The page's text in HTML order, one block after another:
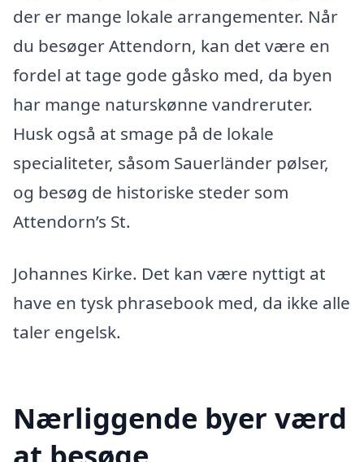
der er mange lokale arrangementer. Når
du besøger Attendorn, kan det være en
fordel at tage gode gåsko med, da byen
har mange naturskønne vandreruter.
Husk også at smage på de lokale
specialiteter, såsom Sauerländer pølser,
og besøg de historiske steder som
Attendorn’s St.
Johannes Kirke. Det kan være nyttigt at
have en tysk phrasebook med, da ikke alle
taler engelsk.
Nærliggende byer værd